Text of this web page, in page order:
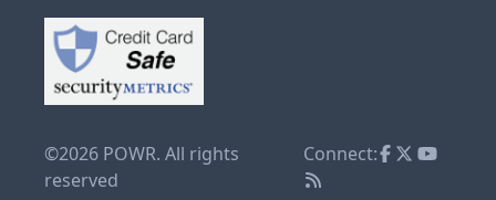
©2026 POWR. All rights
reserved
Connect: